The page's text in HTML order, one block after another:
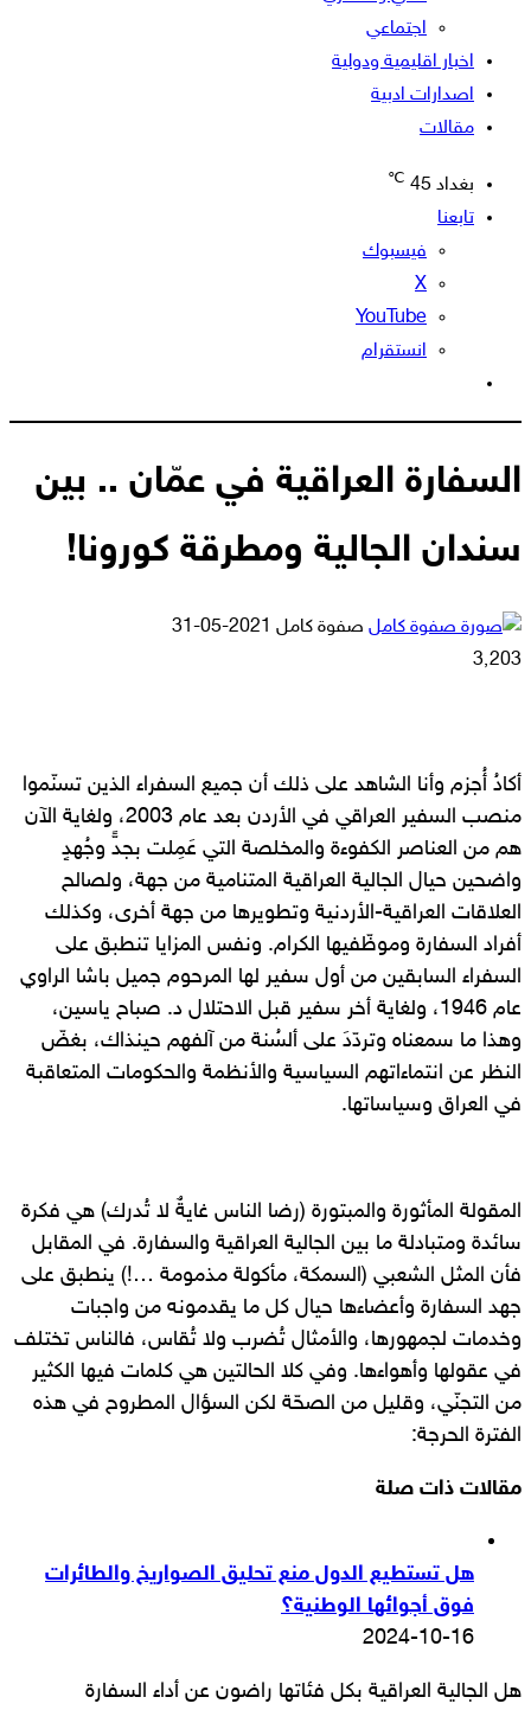
اجتماعي
اخبار اقليمية ودولية
اصدارات ادبية
مقالات
بغداد 45
℃
تابعنا
فيسبوك
‫X
‫YouTube
انستقرام
المظلم
السفارة العراقية في عمّان .. بين
سندان الجالية ومطرقة كورونا!
صفوة كامل أرسل
2021-05-31
3٬203
أكادُ أُجزم وأنا الشاهد على ذلك أن جميع السفراء الذين تسنّموا
منصب السفير العراقي في الأردن بعد عام 2003، ولغاية الآن
هم من العناصر الكفوءة والمخلصة التي عَمِلت بجدٍّ وجُهدٍ
واضحين حيال الجالية العراقية المتنامية من جهة، ولصالح
العلاقات العراقية-الأردنية وتطويرها من جهة أخرى، وكذلك
أفراد السفارة وموظّفيها الكرام. ونفس المزايا تنطبق على
السفراء السابقين من أول سفير لها المرحوم جميل باشا الراوي
عام 1946، ولغاية أخر سفير قبل الاحتلال د. صباح ياسين،
وهذا ما سمعناه وتردّدَ على ألسُنة من آلفهم حينذاك، بغضّ
النظر عن انتماءاتهم السياسية والأنظمة والحكومات المتعاقبة
في العراق وسياساتها.
المقولة المأثورة والمبتورة (رضا الناس غايةٌ لا تُدرك) هي فكرة
سائدة ومتبادلة ما بين الجالية العراقية والسفارة. في المقابل
فأن المثل الشعبي (السمكة، مأكولة مذمومة …!) ينطبق على
جهد السفارة وأعضاءها حيال كل ما يقدمونه من واجبات
وخدمات لجمهورها، والأمثال تُضرب ولا تُقاس، فالناس تختلف
في عقولها وأهواءها. وفي كلا الحالتين هي كلمات فيها الكثير
من التجنّي، وقليل من الصحّة لكن السؤال المطروح في هذه
الفترة الحرجة:
مقالات ذات صلة
هل تستطيع الدول منع تحليق الصواريخ والطائرات
فوق أجوائها الوطنية؟
2024-10-16
هل الجالية العراقية بكل فئاتها راضون عن أداء السفارة